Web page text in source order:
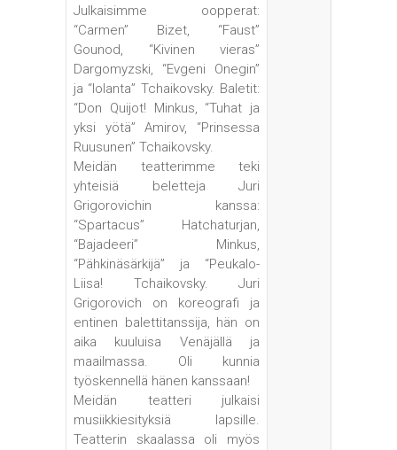
Julkaisimme oopperat:
“Carmen” Bizet, “Faust”
Gounod, “Kivinen vieras”
Dargomyzski, “Evgeni Onegin”
ja “Iolanta” Tchaikovsky. Baletit:
“Don Quijot! Minkus, “Tuhat ja
yksi yötä” Amirov, “Prinsessa
Ruusunen” Tchaikovsky.
Meidän teatterimme teki
yhteisiä beletteja Juri
Grigorovichin kanssa:
“Spartacus” Hatchaturjan,
“Bajadeeri” Minkus,
“Pähkinäsärkijä” ja “Peukalo-
Liisa! Tchaikovsky. Juri
Grigorovich on koreografi ja
entinen balettitanssija, hän on
aika kuuluisa Venäjällä ja
maailmassa. Oli kunnia
työskennellä hänen kanssaan!
Meidän teatteri julkaisi
musiikkiesityksiä lapsille.
Teatterin skaalassa oli myös